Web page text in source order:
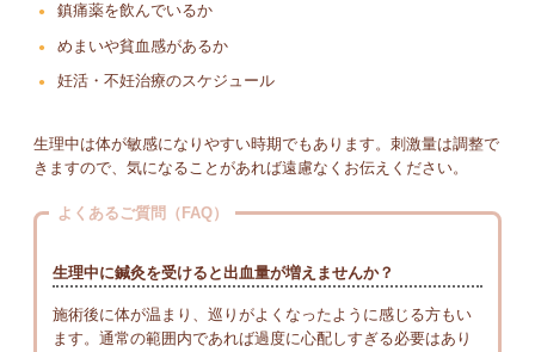
鎮痛薬を飲んでいるか
めまいや貧血感があるか
妊活・不妊治療のスケジュール
生理中は体が敏感になりやすい時期でもあります。刺激量は調整で
きますので、気になることがあれば遠慮なくお伝えください。
よくあるご質問（FAQ）
生理中に鍼灸を受けると出血量が増えませんか？
施術後に体が温まり、巡りがよくなったように感じる方もい
ます。通常の範囲内であれば過度に心配しすぎる必要はあり